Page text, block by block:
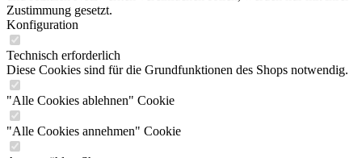
Zustimmung gesetzt.
Konfiguration
Technisch erforderlich
Diese Cookies sind für die Grundfunktionen des Shops notwendig.
"Alle Cookies ablehnen" Cookie
"Alle Cookies annehmen" Cookie